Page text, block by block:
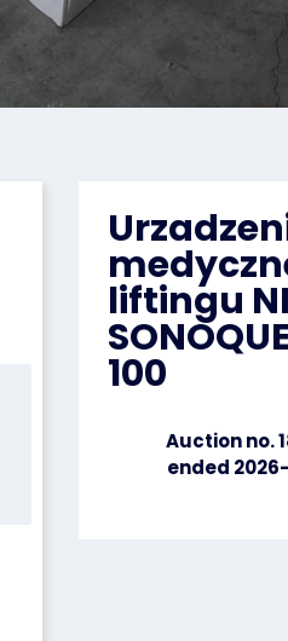
liftingu
100
Auction no.
ended